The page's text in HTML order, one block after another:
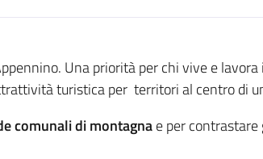
Una priorità per chi vive e
turistica per territori al centro di
comunali di montagnae per